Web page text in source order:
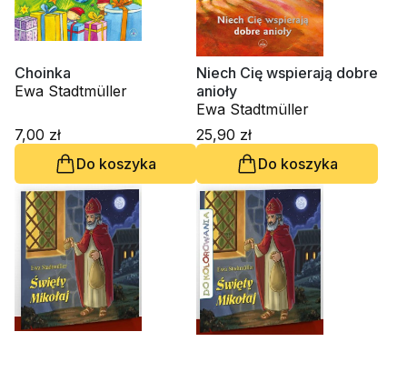
Choinka
Ewa Stadtmüller
7,00 zł
Do koszyka
Niech Cię wspierają dobre
anioły
Ewa Stadtmüller
25,90 zł
Do koszyka